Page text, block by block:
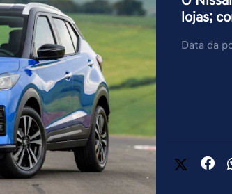
lojas;
Data da